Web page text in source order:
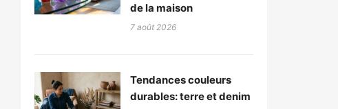
de la maison
7 août 2026
Tendances couleurs
durables: terre et denim